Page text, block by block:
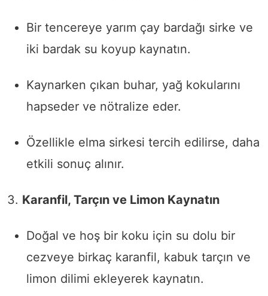
Bir tencereye yarım çay bardağı sirke ve
iki bardak su koyup kaynatın.
Kaynarken çıkan buhar, yağ kokularını
hapseder ve nötralize eder.
Özellikle elma sirkesi tercih edilirse, daha
etkili sonuç alınır.
3. Karanfil, Tarçın ve Limon Kaynatın
Doğal ve hoş bir koku için su dolu bir
cezveye birkaç karanfil, kabuk tarçın ve
limon dilimi ekleyerek kaynatın.